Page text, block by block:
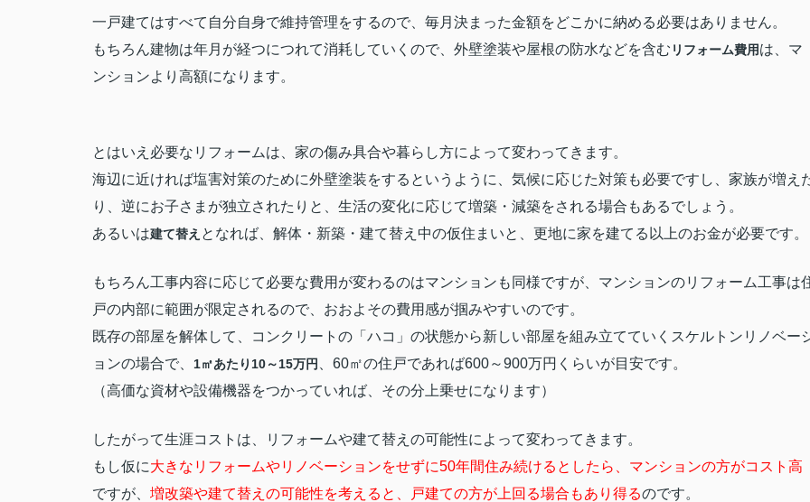
一戸建てはすべて自分自身で維持管理をするので、毎月決まった金額をどこかに納める必要はありません。
もちろん建物は年月が経つにつれて消耗していくので、外壁塗装や屋根の防水などを含む リフォーム費用は、マ
ンションより高額になります。
とはいえ必要なリフォームは、家の傷み具合や暮らし方によって変わってきます。
海辺に近ければ塩害対策のために外壁塗装をするというように、気候に応じた対策も必要ですし、家族が増え
り、逆にお子さまが独立されたりと、生活の変化に応じて増築・減築をされる場合もあるでしょう。
あるいは建て替え となれば、解体・新築・建て替え中の仮住まいと、更地に家を建てる以上のお金が必要です。
もちろん工事内容に応じて必要な費用が変わるのはマンションも同様ですが、マンションのリフォーム工事は
戸の内部に範囲が限定されるので、おおよその費用感が掴みやすいのです。
既存の部屋を解体して、コンクリートの「ハコ」の状態から新しい部屋を組み立てていくスケルトンリノベー
ョンの場合で、 1㎡あたり10～15万円
、60㎡の住戸であれば600～900万円くらいが目安です。
（高価な資材や設備機器をつかっていれば、その分上乗せになります）
したがって生涯コストは、リフォームや建て替えの可能性によって変わってきます。
もし仮に大きなリフォームやリノベーションをせずに50年間住み続けるとしたら、マンションの方がコスト高
ですが、 増改築や建て替えの可能性を考えると、戸建ての方が上回る場合もあり得るのです。